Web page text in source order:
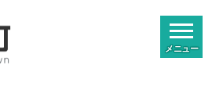
メニュー